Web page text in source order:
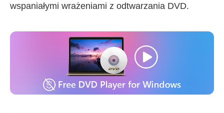
wspaniałymi wrażeniami z odtwarzania DVD.